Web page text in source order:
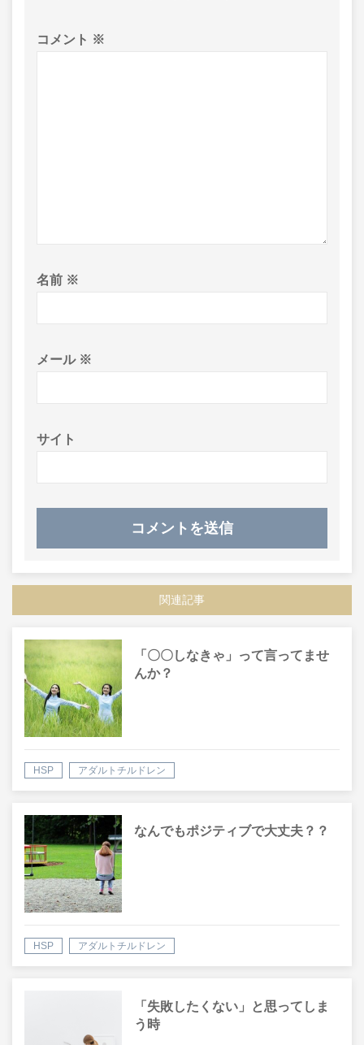
コメント ※
名前 ※
メール ※
サイト
関連記事
「〇〇しなきゃ」って言ってませ
んか？
HSP アダルトチルドレン
なんでもポジティブで大丈夫？？
HSP アダルトチルドレン
「失敗したくない」と思ってしま
う時